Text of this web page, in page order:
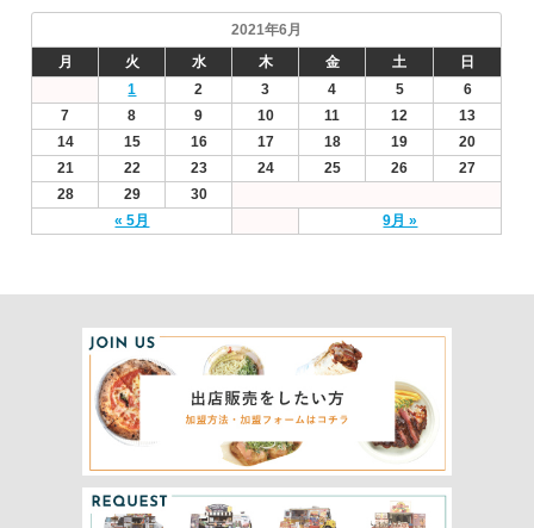
2021年6月
月
火 水 木 金 土 日
« 5月 9月 »
1 2 3 4 5
6
7
8 9 10 11 12
13
14
15 16 17 18 19
20
21
22 23 24 25 26
27
28
29 30